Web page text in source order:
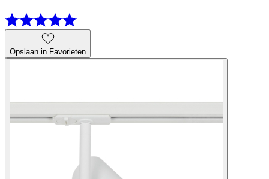
Opslaan in Favorieten